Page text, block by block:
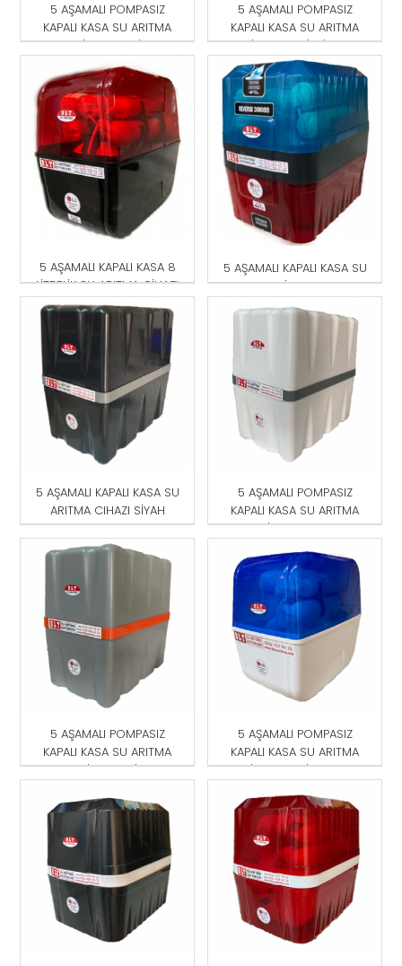
5 AŞAMALI POMPASIZ
KAPALI KASA SU ARITMA
CİHAZI MAVİ
5 AŞAMALI POMPASIZ
KAPALI KASA SU ARITMA
CİHAZI MAVİ-SİYAH
5 AŞAMALI KAPALI KASA 8
LİTRELİK SU ARITMA CİHAZI
5 AŞAMALI KAPALI KASA SU
ARITMA CİHAZI KIRMIZI-
MAVİ
5 AŞAMALI KAPALI KASA SU
ARITMA CIHAZI SİYAH
5 AŞAMALI POMPASIZ
KAPALI KASA SU ARITMA
CİHAZI BEYAZ
5 AŞAMALI POMPASIZ
KAPALI KASA SU ARITMA
CİHAZI GRİ
5 AŞAMALI POMPASIZ
KAPALI KASA SU ARITMA
CİHAZI MAVİ-BEYAZ